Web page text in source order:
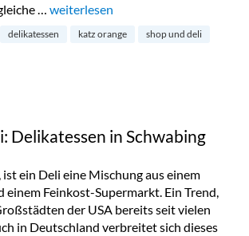
… „Die kleine Schwester von Katz
weiterlesen
delikatessen katz orange shop und deli
Delikatessen in Schwabing
ist ein Deli eine Mischung aus einem
einem Feinkost-Supermarkt. Ein Trend,
der USA bereits seit vielen
in Deutschland verbreitet sich dieses